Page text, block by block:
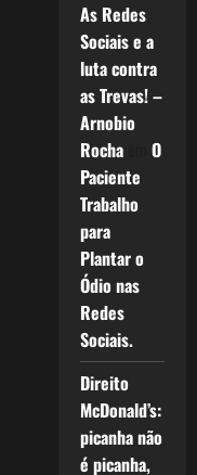
As Redes
Sociais e a
luta contra
as Trevas! –
Arnobio
Rochaem O
Paciente
Trabalho
para
Plantar o
Ódio nas
Redes
Sociais.
Direito
McDonald’s:
picanha não
é picanha,